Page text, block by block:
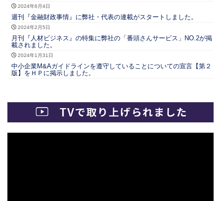
2024年6月4日
週刊『金融財政事情』に弊社・代表の連載がスタートしました。
2024年2月5日
月刊『人材ビジネス』の特集に弊社の「番頭さんサービス」NO.2が掲
載されました。
2024年1月31日
中小企業M&Aガイドラインを遵守していることについての宣言【第２
版】をＨＰに掲示しました。